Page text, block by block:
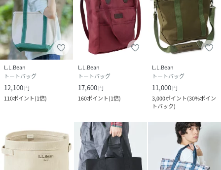
L.L.Bean
トートバッグ
12,100円
110ポイント(1倍)
L.L.Bean
トートバッグ
17,600円
160ポイント(1倍)
L.L.Bean
トートバッグ
11,000円
3,000ポイント(30%ポイン
トバック)